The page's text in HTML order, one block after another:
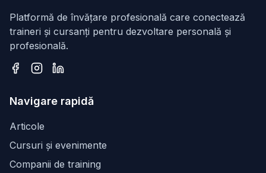
Platformă de învățare profesională care conectează
traineri și cursanți pentru dezvoltare personală și
profesională.
Navigare rapidă
Articole
Cursuri și evenimente
Companii de training